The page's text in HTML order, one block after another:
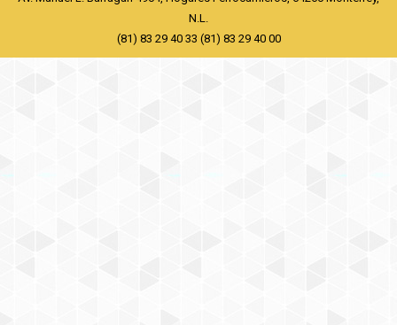
N.L.
(81) 83 29 40 33 (81) 83 29 40 00